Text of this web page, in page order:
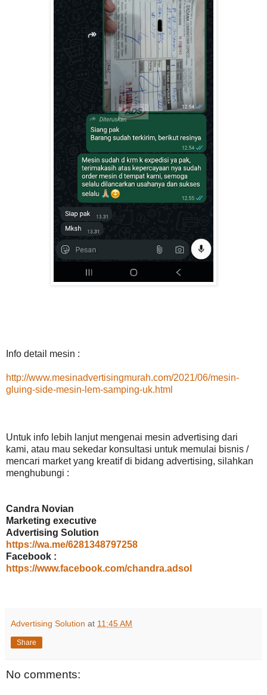
Info detail mesin :
http://www.mesinadvertisingmurah.com/2021/06/mesin-
gluing-side-mesin-lem-samping-uk.html
Untuk info lebih lanjut mengenai mesin advertising dari
kami, atau mau sekedar konsultasi untuk memulai bisnis /
mencari market yang kreatif di bidang advertising, silahkan
menghubungi :
Candra Novian
Marketing executive
Advertising Solution
https://wa.me/6281348797258
Facebook :
https://www.facebook.com/chandra.adsol
Advertising Solution at 11:45 AM
Share
No comments: